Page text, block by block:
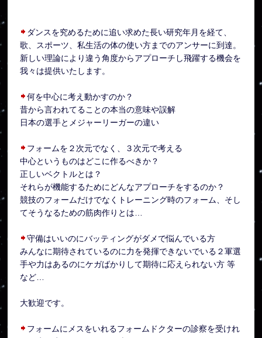
ダンスを究めるために追い求めた長い研究年月を経て、
歌、スポーツ、私生活の体の使い方までのアンサーに到達。
新しい理論により違う角度からアプローチし飛躍する機会を
我々は提供いたします。
何を中心に考え動かすのか？
昔から言われてることの本当の意味や誤解
日本の選手とメジャーリーガーの違い
フォームを２次元でなく、３次元で考える
中心というものはどこに作るべきか？
正しいベクトルとは？
それらが機能するためにどんなアプローチをするのか？
競技のフォームだけでなくトレーニング時のフォーム、そし
てそうなるための筋肉作りとは…
守備はいいのにバッティングがダメで悩んでいる方
みんなに期待されているのに力を発揮できないでいる２軍選
手や力はあるのにケガばかりして期待に応えられない方 等
など…
大歓迎です。
フォームにメスをいれるフォームドクターの診察を受けれ